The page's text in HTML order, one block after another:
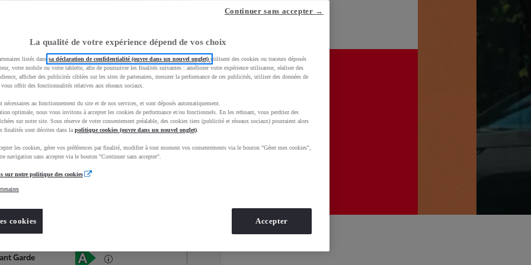
Services Concession
Occasions
Garde
La qualité de votre expérience dépend de vos choix
listés dans sa déclaration de confidentialité (ouvre dans un nouvel onglet) utilisent des cookies ou traceurs déposés
votre mobile ou votre tablette, afin de poursuivre les finalités suivantes : améliorer votre expérience utilisateur, réaliser des
afficher des publicités ciblées sur les sites de partenaires, mesurer la performance de ces publicités, utiliser des données de
offrir des fonctionnalités relatives aux réseaux sociaux.
nécessaires au fonctionnement du site et de nos services, et sont déposés automatiquement.
optimale, nous vous invitons à accepter les cookies de performance et/ou fonctionnels. En les refusant, vous perdriez des
sur notre site. Sous réserve de votre consentement préalable, des cookies tiers (publicité et réseaux sociaux) pourraient alors
finalités sont décrites dans la politique cookies (ouvre dans un nouvel onglet)
les cookies, gérer vos préférences par finalité, modifier à tout moment vos consentements via le bouton "Gérer mes cookies",
navigation sans accepter via le bouton "Continuer sans accepter".
sur notre politique des cookies
cookies
Continuer sans accepter →
Accepter